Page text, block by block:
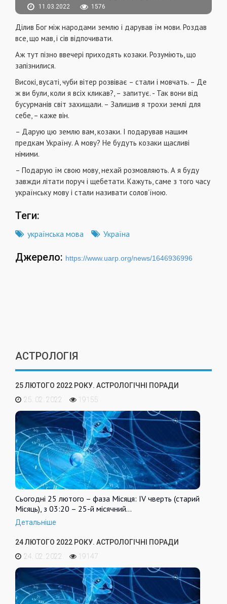
11.03.2022 1576
Ділив Бог між народами землю і дарував їм мови. Роздав
все, що мав, і сів відпочивати.
Аж тут пізно ввечері приходять козаки. Розуміють, що
запізнилися.
Високі, вусаті, чуби вітер розвіває – стали і мовчать. – Де
ж ви були, коли я всіх кликав?, – запитує. - Так вони від
бусурманів світ захищали. – Залишив я трохи землі для
себе, – каже він.
– Дарую цю землю вам, козаки. І подарував нашим
предкам Україну. А мову? Не будуть козаки щасливі
німими.
– Подарую їм свою мову, нехай розмовляють. А я буду
завжди літати поруч і щебетати. Кажуть, саме з того часу
українську мову і стали називати солов’їною.
Теги:
українська мова Україна
Джерело: https://www.uarp.org/news/1646936996
АСТРОЛОГІЯ
25 ЛЮТОГО 2022 РОКУ. АСТРОЛОГІЧНІ ПОРАДИ
25. 02. 2022
19155
Сьогодні 25 лютого – фаза Місяця: IV чверть (старий
Місяць), з 03:20 – 25-й місячний…
Детальніше
24 ЛЮТОГО 2022 РОКУ. АСТРОЛОГІЧНІ ПОРАДИ
24. 02. 2022
19147